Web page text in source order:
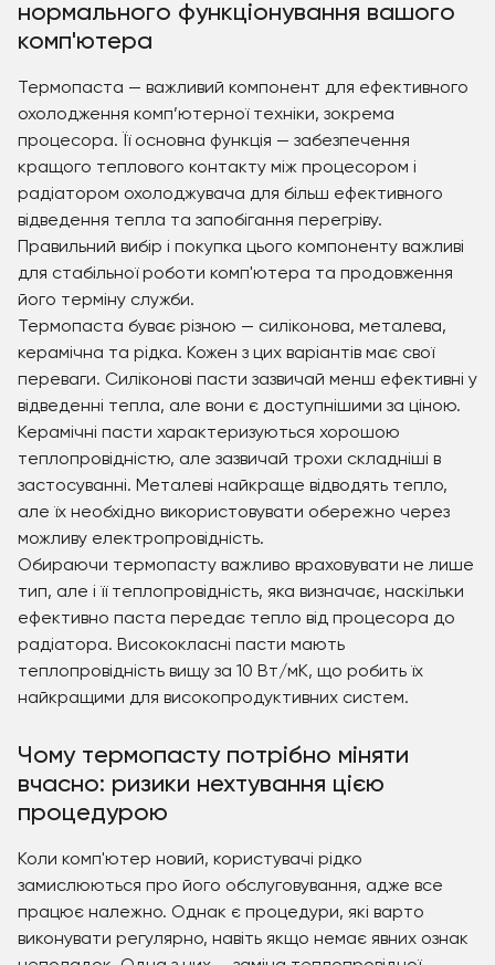
нормального функціонування вашого
комп'ютера
Термопаста — важливий компонент для ефективного
охолодження комп’ютерної техніки, зокрема
процесора. Її основна функція — забезпечення
кращого теплового контакту між процесором і
радіатором охолоджувача для більш ефективного
відведення тепла та запобігання перегріву.
Правильний вибір і покупка цього компоненту важливі
для стабільної роботи комп'ютера та продовження
його терміну служби.
Термопаста буває різною — силіконова, металева,
керамічна та рідка. Кожен з цих варіантів має свої
переваги. Силіконові пасти зазвичай менш ефективні у
відведенні тепла, але вони є доступнішими за ціною.
Керамічні пасти характеризуються хорошою
теплопровідністю, але зазвичай трохи складніші в
застосуванні. Металеві найкраще відводять тепло,
але їх необхідно використовувати обережно через
можливу електропровідність.
Обираючи термопасту важливо враховувати не лише
тип, але і її теплопровідність, яка визначає, наскільки
ефективно паста передає тепло від процесора до
радіатора. Висококласні пасти мають
теплопровідність вищу за 10 Вт/мК, що робить їх
найкращими для високопродуктивних систем.
Чому термопасту потрібно міняти
вчасно: ризики нехтування цією
процедурою
Коли комп'ютер новий, користувачі рідко
замислюються про його обслуговування, адже все
працює належно. Однак є процедури, які варто
виконувати регулярно, навіть якщо немає явних ознак